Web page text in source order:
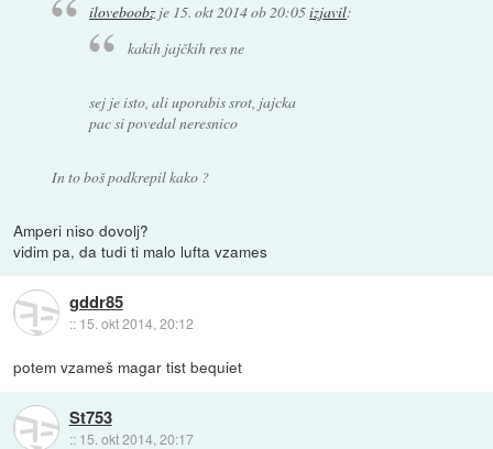
iloveboobz je 15. okt 2014 ob 20:05izjavil:
kakih jajčkih res ne
sej je isto, ali uporabis srot, jajcka
pac si povedal neresnico
In to boš podkrepil kako ?
Amperi niso dovolj?
vidim pa, da tudi ti malo lufta vzames
gddr85
:: 15. okt 2014, 20:12
potem vzameš magar tist bequiet
St753
:: 15. okt 2014, 20:17